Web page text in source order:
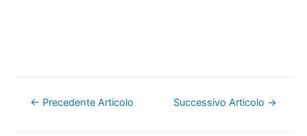
Navigazione
← Precedente Articolo Successivo Articolo →